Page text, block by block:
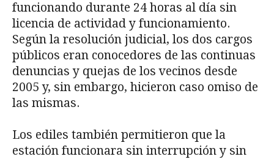
funcionando durante 24 horas al día sin
licencia de actividad y funcionamiento.
Según la resolución judicial, los dos cargos
públicos eran conocedores de las continuas
denuncias y quejas de los vecinos desde
2005 y, sin embargo, hicieron caso omiso de
las mismas.
Los ediles también permitieron que la
estación funcionara sin interrupción y sin